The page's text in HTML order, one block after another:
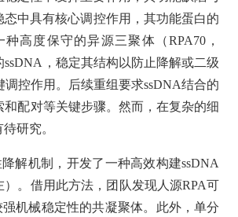
中具有核心调控作用，其功能蛋白的
高度保守的异源三聚体（RPA70，
，稳定其结构以防止降解或二级
控作用。后续重组要求ssDNA结合的
配对等关键步骤。然而，在复杂的细
研究。
解机制，开发了一种高效构建ssDNA
）。借用此方法，团队发现人源RPA可
机械稳定性的共凝聚体。此外，单分